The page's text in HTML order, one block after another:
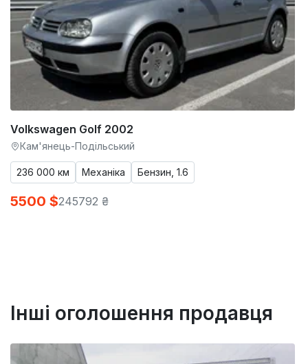
Volkswagen Golf 2002
Кам'янець-Подільський
236 000 км Механіка Бензин, 1.6
5500 $245792 ₴
Інші оголошення продавця